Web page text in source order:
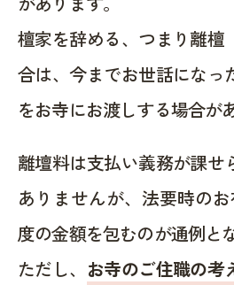
檀家を辞める、つまり離檀
合は、今までお世話になっ
をお寺にお渡しする場合が
離壇料は支払い義務が課せ
ありませんが、法要時の
度の金額を包むのが通例と
ただし、 お寺のご住職の考